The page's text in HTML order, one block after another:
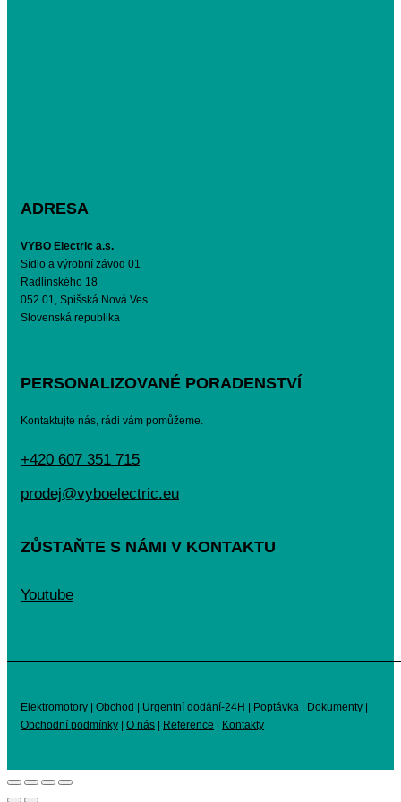
ADRESA
VYBO Electric a.s.
Sídlo a výrobní závod 01
Radlinského 18
052 01, Spišská Nová Ves
Slovenská republika
PERSONALIZOVANÉ PORADENSTVÍ
Kontaktujte nás, rádi vám pomůžeme.
+420 607 351 715
prodej@vyboelectric.eu
ZŮSTAŇTE S NÁMI V KONTAKTU
Youtube
Elektromotory Obchod Urgentní dodání-24H Poptávka Dokumenty
Obchodní podmínky
O nás Reference Kontakty